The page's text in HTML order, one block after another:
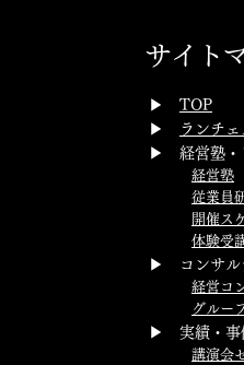
サイト
​▶ TOP
▶
ランチ
▶ 経営塾・
経営塾
従業員
開催ス
体験受
▶ コンサル
経営コ
グルー
▶ 実績・事
講演会